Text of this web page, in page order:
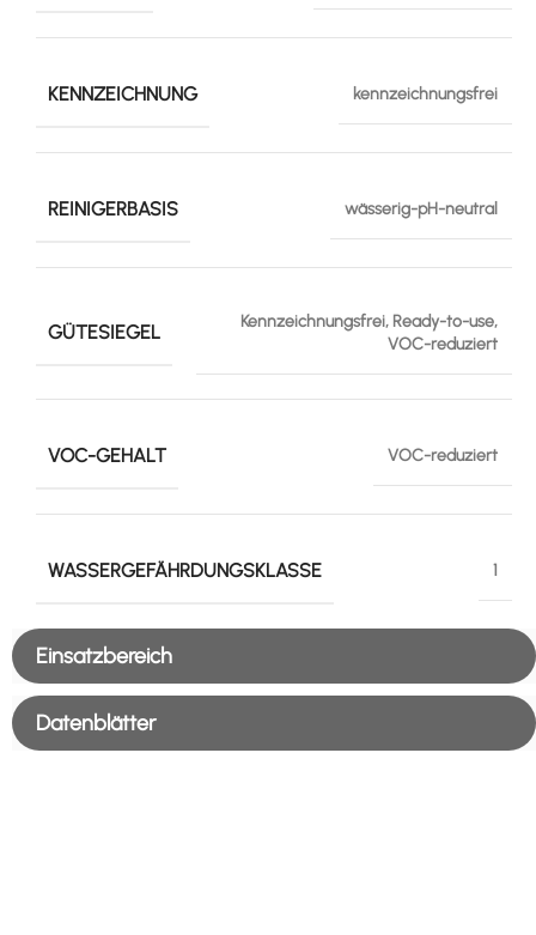
KENNZEICHNUNG kennzeichnungsfrei
REINIGERBASIS wässerig-pH-neutral
GÜTESIEGEL
Kennzeichnungsfrei, Ready-to-use,
VOC-reduziert
VOC-GEHALT VOC-reduziert
WASSERGEFÄHRDUNGSKLASSE 1
Einsatzbereich
Datenblätter